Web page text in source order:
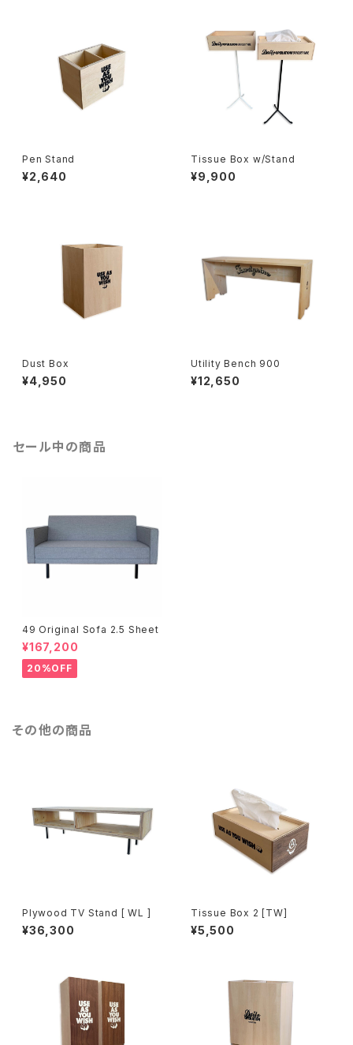
Pen Stand
¥2,640
Tissue Box w/Stand
¥9,900
Dust Box
¥4,950
Utility Bench 900
¥12,650
セール中の商品
49 Original Sofa 2.5 Sheet
¥167,200
20%OFF
その他の商品
Plywood TV Stand [ WL ]
¥36,300
Tissue Box 2 [TW]
¥5,500